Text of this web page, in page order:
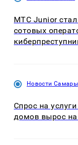
МТС Junior
сотовых
Новости Самары
Спрос на
домов вырос на